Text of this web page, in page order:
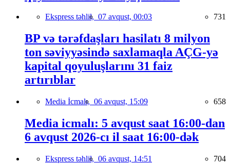
Ekspress təhlil, 07 avqust, 00:03 731
BP və tərəfdaşları hasilatı 8 milyon
ton səviyyəsində saxlamaqla AÇG-yə
kapital qoyuluşlarını 31 faiz
artırıblar
Media İcmalı, 06 avqust, 15:09 658
Media icmalı: 5 avqust saat 16:00-dan
6 avqust 2026-cı il saat 16:00-dək
Ekspress təhlil, 06 avqust, 14:51 704